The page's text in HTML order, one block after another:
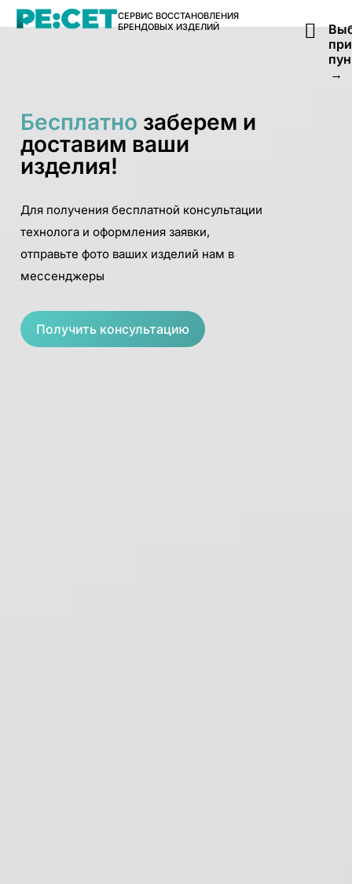
СЕРВИС ВОССТАНОВЛЕНИЯ
БРЕНДОВЫХ ИЗДЕЛИЙ
→
Бесплатно заберем и
доставим ваши
изделия!
Для получения бесплатной консультации
технолога и оформления заявки,
отправьте фото ваших изделий нам в
мессенджеры
Получить консультацию